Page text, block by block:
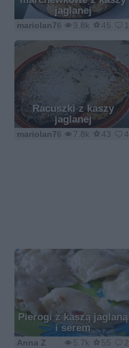
jaglanej
9.8k 45 1
mariolan76
Racuszki z kaszy
jaglanej
7.8k 43 4
mariolan76
Pierogi z kaszą jaglaną
i serem
5.7k 55 2
Anna Z